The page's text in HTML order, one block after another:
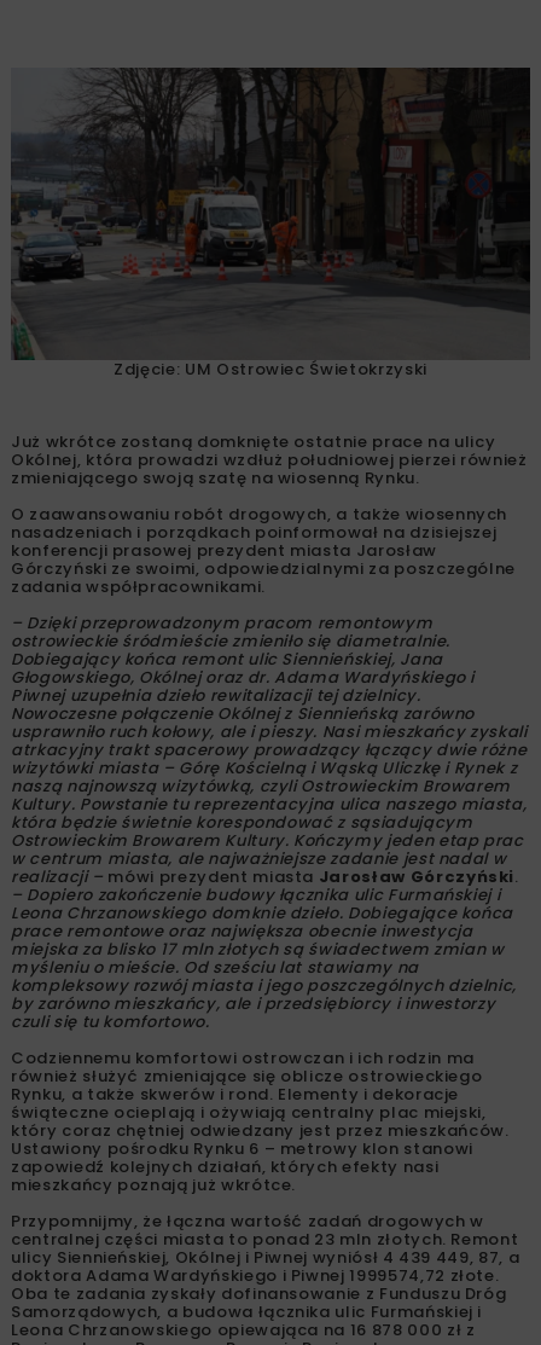
Zdjęcie: UM Ostrowiec Świetokrzyski
Już wkrótce zostaną domknięte ostatnie prace na ulicy
Okólnej, która prowadzi wzdłuż południowej pierzei również
zmieniającego swoją szatę na wiosenną Rynku.
O zaawansowaniu robót drogowych, a także wiosennych
nasadzeniach i porządkach poinformował na dzisiejszej
konferencji prasowej prezydent miasta Jarosław
Górczyński ze swoimi, odpowiedzialnymi za poszczególne
zadania współpracownikami.
– Dzięki przeprowadzonym pracom remontowym
ostrowieckie śródmieście zmieniło się diametralnie.
Dobiegający końca remont ulic Siennieńskiej, Jana
Głogowskiego, Okólnej oraz dr. Adama Wardyńskiego i
Piwnej uzupełnia dzieło rewitalizacji tej dzielnicy.
Nowoczesne połączenie Okólnej z Siennieńską zarówno
usprawniło ruch kołowy, ale i pieszy. Nasi mieszkańcy zyskali
atrkacyjny trakt spacerowy prowadzący łączący dwie różne
wizytówki miasta – Górę Kościelną i Wąską Uliczkę i Rynek z
naszą najnowszą wizytówką, czyli Ostrowieckim Browarem
Kultury. Powstanie tu reprezentacyjna ulica naszego miasta,
która będzie świetnie korespondować z sąsiadującym
Ostrowieckim Browarem Kultury. Kończymy jeden etap prac
w centrum miasta, ale najważniejsze zadanie jest nadal w
realizacji – mówi prezydent miasta Jarosław Górczyński.
– Dopiero zakończenie budowy łącznika ulic Furmańskiej i
Leona Chrzanowskiego domknie dzieło. Dobiegające końca
prace remontowe oraz największa obecnie inwestycja
miejska za blisko 17 mln złotych są świadectwem zmian w
myśleniu o mieście. Od sześciu lat stawiamy na
kompleksowy rozwój miasta i jego poszczególnych dzielnic,
by zarówno mieszkańcy, ale i przedsiębiorcy i inwestorzy
czuli się tu komfortowo.
Codziennemu komfortowi ostrowczan i ich rodzin ma
również służyć zmieniające się oblicze ostrowieckiego
Rynku, a także skwerów i rond. Elementy i dekoracje
świąteczne ocieplają i ożywiają centralny plac miejski,
który coraz chętniej odwiedzany jest przez mieszkańców.
Ustawiony pośrodku Rynku 6 – metrowy klon stanowi
zapowiedź kolejnych działań, których efekty nasi
mieszkańcy poznają już wkrótce.
Przypomnijmy, że łączna wartość zadań drogowych w
centralnej części miasta to ponad 23 mln złotych. Remont
ulicy Siennieńskiej, Okólnej i Piwnej wyniósł 4 439 449, 87, a
doktora Adama Wardyńskiego i Piwnej 1999574,72 złote.
Oba te zadania zyskały dofinansowanie z Funduszu Dróg
Samorządowych, a budowa łącznika ulic Furmańskiej i
Leona Chrzanowskiego opiewająca na 16 878 000 zł z